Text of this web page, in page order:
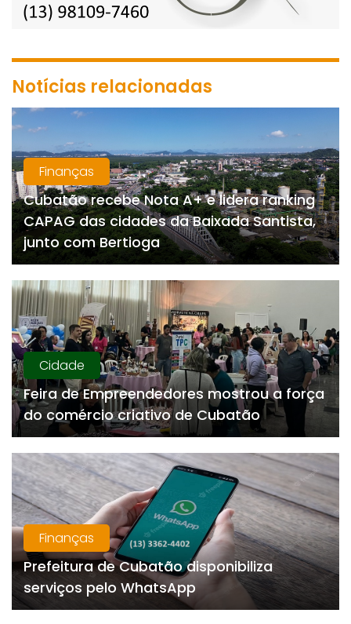
Notícias relacionadas
Finanças
Cubatão recebe Nota A+ e lidera ranking
CAPAG das cidades da Baixada Santista,
junto com Bertioga
Cidade
Feira de Empreendedores mostrou a força
do comércio criativo de Cubatão
Finanças
Prefeitura de Cubatão disponibiliza
serviços pelo WhatsApp